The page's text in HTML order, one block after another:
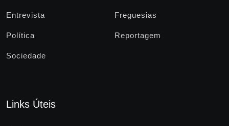
Entrevista Freguesias
Política Reportagem
Sociedade
Links Úteis